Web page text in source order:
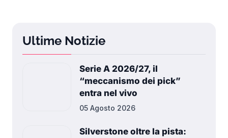
Ultime Notizie
Serie A 2026/27, il
“meccanismo dei pick”
entra nel vivo
05 Agosto 2026
Silverstone oltre la pista: